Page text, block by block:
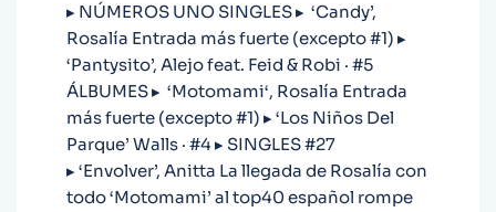
▸ NÚMEROS UNO SINGLES ▸ ‘Candy’,
Rosalía Entrada más fuerte (excepto #1) ▸
‘Pantysito’, Alejo feat. Feid & Robi · #5
ÁLBUMES ▸ ‘Motomami‘, Rosalía Entrada
más fuerte (excepto #1) ▸ ‘Los Niños Del
Parque’ Walls · #4 ▸ SINGLES #27
▸ ‘Envolver’, Anitta La llegada de Rosalía con
todo ‘Motomami’ al top40 español rompe